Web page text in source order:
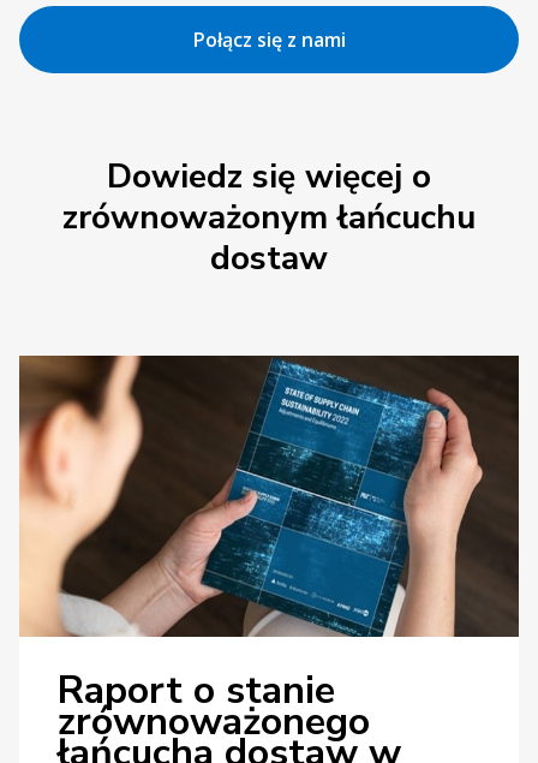
Połącz się z nami
Dowiedz się więcej o
zrównoważonym łańcuchu
dostaw
Raport o stanie
zrównoważonego